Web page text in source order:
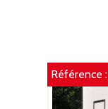
Référence :